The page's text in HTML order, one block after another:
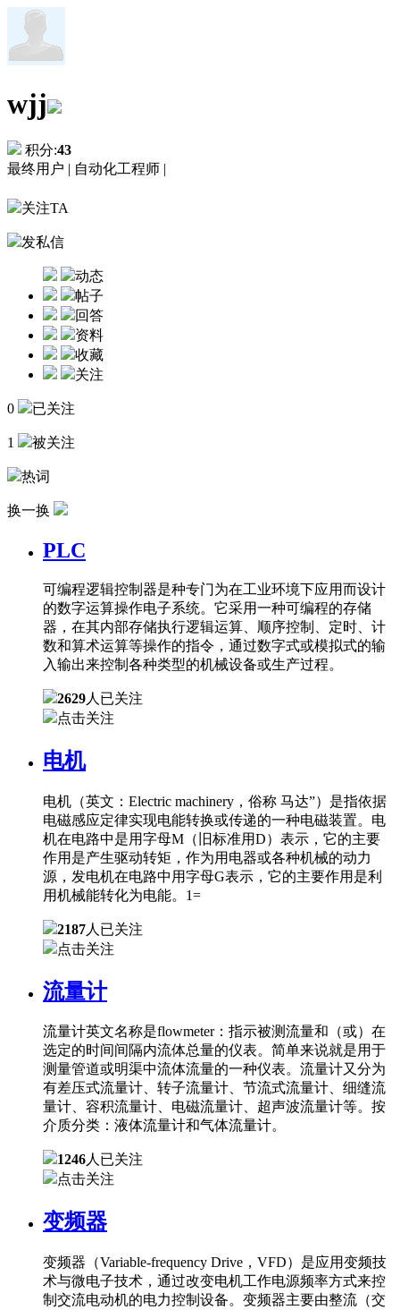
wjj
积分:43
最终用户 | 自动化工程师 |
关注TA
发私信
动态
帖子
回答
资料
收藏
关注
0 已关注
1 被关注
热词
换一换
PLC
可编程逻辑控制器是种专门为在工业环境下应用而设计
的数字运算操作电子系统。它采用一种可编程的存储
器，在其内部存储执行逻辑运算、顺序控制、定时、计
数和算术运算等操作的指令，通过数字式或模拟式的输
入输出来控制各种类型的机械设备或生产过程。
2629人已关注
点击关注
电机
电机（英文：Electric machinery，俗称 马达”）是指依据
电磁感应定律实现电能转换或传递的一种电磁装置。电
机在电路中是用字母M（旧标准用D）表示，它的主要
作用是产生驱动转矩，作为用电器或各种机械的动力
源，发电机在电路中用字母G表示，它的主要作用是利
用机械能转化为电能。1=
2187人已关注
点击关注
流量计
流量计英文名称是flowmeter：指示被测流量和（或）在
选定的时间间隔内流体总量的仪表。简单来说就是用于
测量管道或明渠中流体流量的一种仪表。流量计又分为
有差压式流量计、转子流量计、节流式流量计、细缝流
量计、容积流量计、电磁流量计、超声波流量计等。按
介质分类：液体流量计和气体流量计。
1246人已关注
点击关注
变频器
变频器（Variable-frequency Drive，VFD）是应用变频技
术与微电子技术，通过改变电机工作电源频率方式来控
制交流电动机的电力控制设备。变频器主要由整流（交